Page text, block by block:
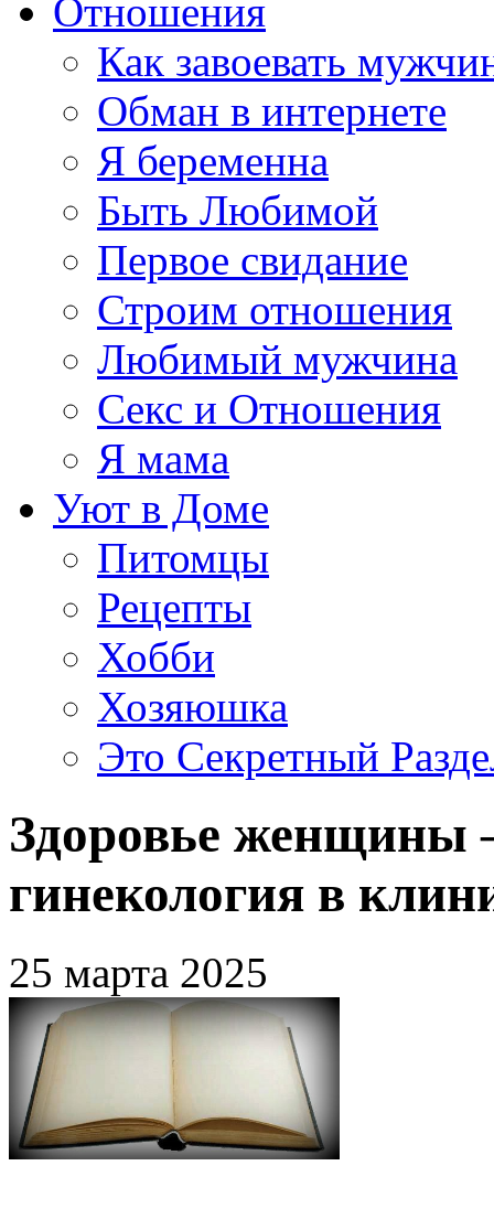
Отношения
Как завоевать
Обман в интернете
Я беременна
Быть Любимой
Первое свидание
Строим отношения
Любимый мужчина
Секс и Отношения
Я мама
Уют в Доме
Питомцы
Рецепты
Хобби
Хозяюшка
Это Секретный
Здоровье женщины
гинекология в
25 марта 2025